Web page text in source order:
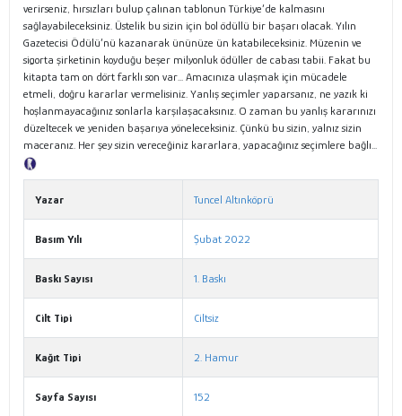
verirseniz, hırsızları bulup çalınan tablonun Türkiye’de kalmasını
sağlayabileceksiniz. Üstelik bu sizin için bol ödüllü bir başarı olacak. Yılın
Gazetecisi Ödülü’nü kazanarak ününüze ün katabileceksiniz. Müzenin ve
sigorta şirketinin koyduğu beşer milyonluk ödüller de cabası tabii. Fakat bu
kitapta tam on dört farklı son var... Amacınıza ulaşmak için mücadele
etmeli, doğru kararlar vermelisiniz. Yanlış seçimler yaparsanız, ne yazık ki
hoşlanmayacağınız sonlarla karşılaşacaksınız. O zaman bu yanlış kararınızı
düzeltecek ve yeniden başarıya yöneleceksiniz. Çünkü bu sizin, yalnız sizin
maceranız. Her şey sizin vereceğiniz kararlara, yapacağınız seçimlere bağlı...
Yazar Tuncel Altınköprü
Basım Yılı Şubat 2022
Baskı Sayısı 1. Baskı
Cilt Tipi Ciltsiz
Kağıt Tipi 2. Hamur
Sayfa Sayısı 152